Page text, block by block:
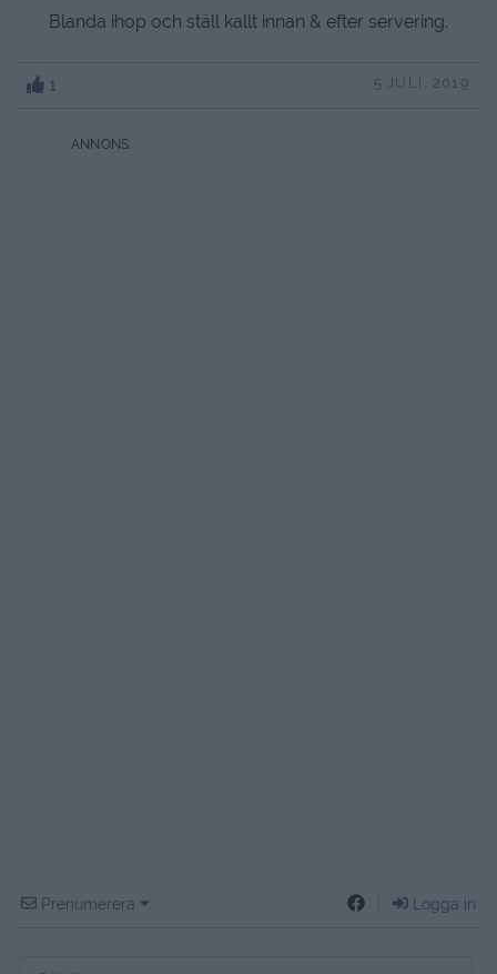
Blanda ihop och ställ kallt innan & efter servering.
1 5 JULI, 2019
Prenumerera Logga in